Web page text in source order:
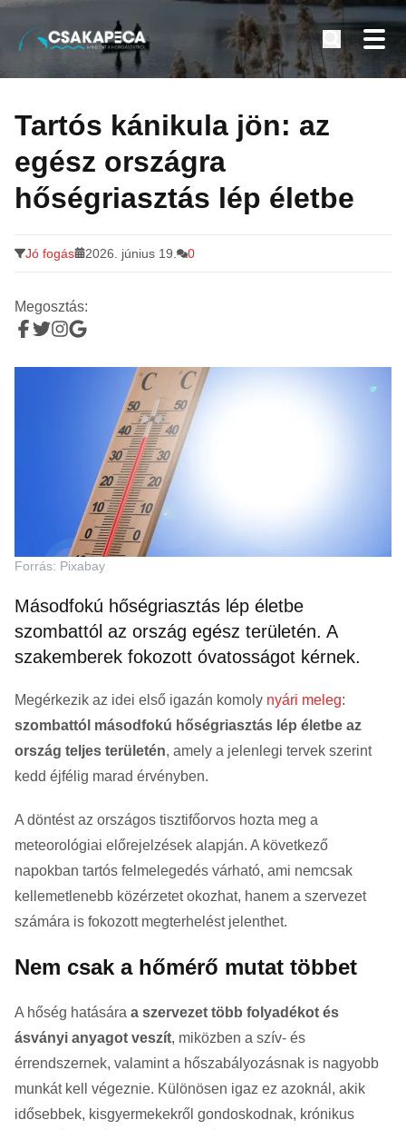
tartalomra
Minden a horgászatról
Tartós kánikula jön: az
egész országra
hőségriasztás lép életbe
Jó fogás 2026. június 19. 0
Megosztás:
Forrás: Pixabay
Másodfokú hőségriasztás lép életbe
szombattól az ország egész területén. A
szakemberek fokozott óvatosságot kérnek.
Megérkezik az idei első igazán komoly nyári meleg:
szombattól másodfokú hőségriasztás lép életbe az
ország teljes területén, amely a jelenlegi tervek szerint
kedd éjfélig marad érvényben.
A döntést az országos tisztifőorvos hozta meg a
meteorológiai előrejelzések alapján. A következő
napokban tartós felmelegedés várható, ami nemcsak
kellemetlenebb közérzetet okozhat, hanem a szervezet
számára is fokozott megterhelést jelenthet.
Nem csak a hőmérő mutat többet
A hőség hatására a szervezet több folyadékot és
ásványi anyagot veszít, miközben a szív- és
érrendszernek, valamint a hőszabályozásnak is nagyobb
munkát kell végeznie. Különösen igaz ez azoknál, akik
idősebbek, kisgyermekekről gondoskodnak, krónikus